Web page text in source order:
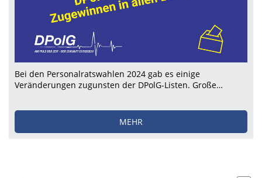
Bei den Personalratswahlen 2024 gab es einige
Veränderungen zugunsten der DPolG-Listen. Große…
MEHR